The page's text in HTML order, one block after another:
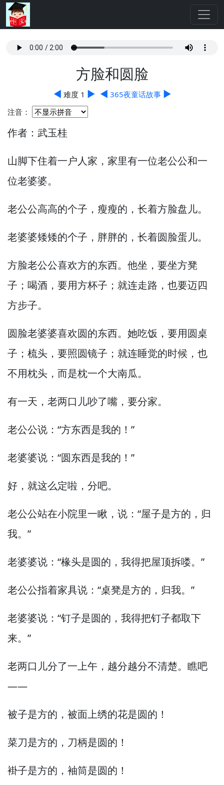
方脸和圆脸
◀ 难度 1 ▶ ◀ 365夜童话故事 ▶
注音：
作者：武玉桂
山脚下住着一户人家， 家里有一位老公公和一
位老婆婆。
老公公高高的个子， 瘦瘦的， 长着方脸盘儿。
老婆婆矮矮的个子， 胖胖的， 长着圆脸蛋儿。
方脸老公公喜欢方的东西。 他坐， 要坐方凳
子；喝酒， 要用方杯子；就连走路， 也要迈四
方步子。
圆脸老婆婆喜欢圆的东西。 她吃饭， 要用圆桌
子；梳头， 要照圆镜子；就连睡觉的时候， 也
不用枕头， 而是枕一个大南瓜。
有一天， 老两口儿吵了嘴， 要分家。
老公公说：“方东西是我的！”
老婆婆说：“圆东西是我的！”
好， 就这么定啦， 分吧。
老公公站在小院里一瞅， 说：“屋子是方的， 归
我。”
老婆婆说：“椽头是圆的， 我得把屋顶拆喽。”
老公公指着家具说：“桌凳是方的， 归我。”
老婆婆说：“钉子是圆的， 我得把钉子都取下
来。”
老两口儿分了一上午， 越分越分不清楚。 瞧吧
——
被子是方的， 被面上绣的花是圆的！
菜刀是方的， 刀柄是圆的！
褂子是方的， 袖筒是圆的！